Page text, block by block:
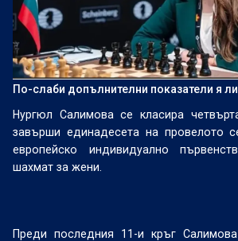
По-слаби допълнителни показатели я
Нургюл Салимова се класира
завърши единадесета на провелото
европейско индивидуално
шахмат за жени.
Преди последния 11-и кръг